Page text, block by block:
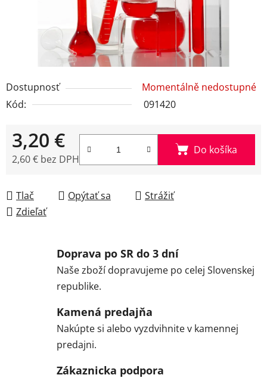
Dostupnosť
Momentálně nedostupné
Kód:
091420
3,20 €
2,60 € bez DPH
Do košíka
Tlač Opýtať sa
Strážiť
Zdieľať
Doprava po SR do 3 dní
Naše zboží dopravujeme po celej Slovenskej
republike.
Kamená predajňa
Nakúpte si alebo vyzdvihnite v kamennej
predajni.
Zákaznicka podpora